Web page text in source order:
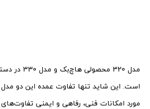
مدل 320
است. این شاید تنها تفاوت عمده این دو مدل
مورد امکانات فنی، رفاهی و ایمنی